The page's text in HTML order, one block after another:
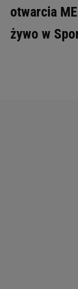
otwarcia
żywo w